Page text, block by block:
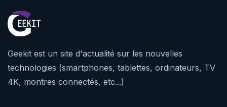
Geekit est un site d'actualité sur les nouvelles
technologies (smartphones, tablettes, ordinateurs, TV
4K, montres connectés, etc...)